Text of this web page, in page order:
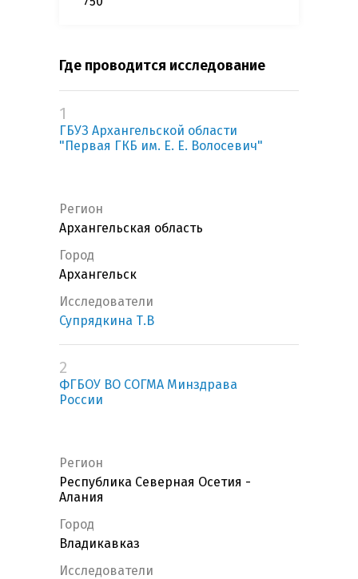
Где проводится исследование
1
ГБУЗ Архангельской области
"Первая ГКБ им. Е. Е. Волосевич"
Регион
Архангельская область
Город
Архангельск
Исследователи
Супрядкина Т.В
2
ФГБОУ ВО СОГМА Минздрава
России
Регион
Республика Северная Осетия -
Алания
Город
Владикавказ
Исследователи